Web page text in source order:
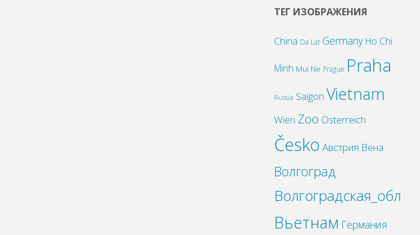
ТЕГ ИЗОБРАЖЕНИЯ
China Da Lat Germany Ho Chi
Minh Mui Ne Prague Praha
Russia Saigon Vietnam
Wien Zoo Österreich
Česko Австрия Вена
Волгоград
Волгоградская_обл
Вьетнам Германия